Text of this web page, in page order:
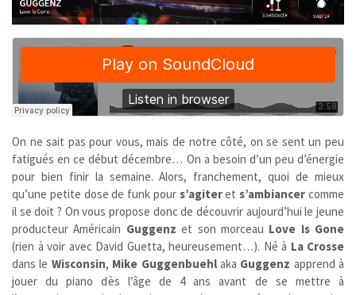
On ne sait pas pour vous, mais de notre côté, on se sent un peu
fatigués en ce début décembre… On a besoin d’un peu d’énergie
pour bien finir la semaine. Alors, franchement, quoi de mieux
qu’une petite dose de funk pour s’agiterets’ambiancer comme
il se doit ? On vous propose donc de découvrir aujourd’hui le jeune
producteur Américain Guggenz et son morceau Love Is Gone
(rien à voir avec David Guetta, heureusement…). Né à La Crosse
dans le Wisconsin, Mike Guggenbuehlaka Guggenz apprend à
jouer du piano dès l’âge de 4 ans avant de se mettre à